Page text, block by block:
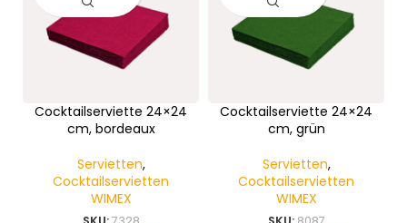
Cocktailserviette 24×24
cm, bordeaux
Servietten,
Cocktailservietten
WIMEX
Cocktailserviette 24×24
cm, grün
Servietten,
Cocktailservietten
WIMEX